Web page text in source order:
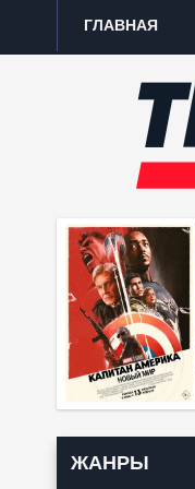
ГЛАВНАЯ
ЖАНРЫ